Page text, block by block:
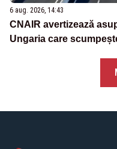
6 aug. 2026, 14:43
CNAIR avertizează
Ungaria care